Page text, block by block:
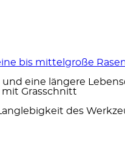
bis mittelgroße
eine längere
Grasschnitt
des